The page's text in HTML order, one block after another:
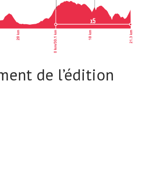
de l’édition